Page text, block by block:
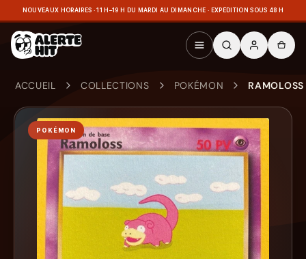
NOUVEAUX HORAIRES · 11 H–19 H DU MARDI AU DIMANCHE · EXPÉDITION SOUS 48 H
ACCUEIL COLLECTIONS POKÉMON
POKÉMON